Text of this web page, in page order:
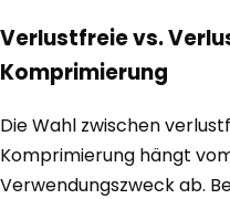
Verlustfreie vs.
Komprimierung
Die Wahl zwischen
Komprimierung hängt
Verwendungszweck ab.